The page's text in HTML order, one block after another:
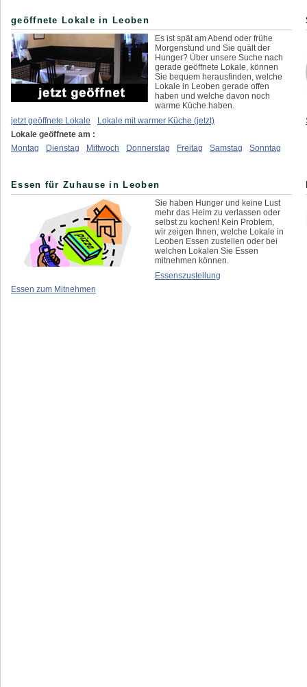
geöffnete Lokale in Leoben
Es ist spät am Abend oder frühe
Morgenstund und Sie quält der
Hunger? Über unsere Suche nach
gerade geöffnete Lokale, können
Sie bequem herausfinden, welche
Lokale in Leoben gerade offen
haben und welche davon noch
warme Küche haben.
jetzt geöffnete Lokale
Lokale mit warmer Küche (jetzt)
Lokale geöffnete am :
Montag
Dienstag Mittwoch Donnerstag Freitag Samstag Sonntag
Essen für Zuhause in Leoben
Sie haben Hunger und keine Lust
mehr das Heim zu verlassen oder
selbst zu kochen! Kein Problem,
wir zeigen Ihnen, welche Lokale in
Leoben Essen zustellen oder bei
welchen Lokalen Sie Essen
mitnehmen können.
Essenszustellung
Essen zum Mitnehmen